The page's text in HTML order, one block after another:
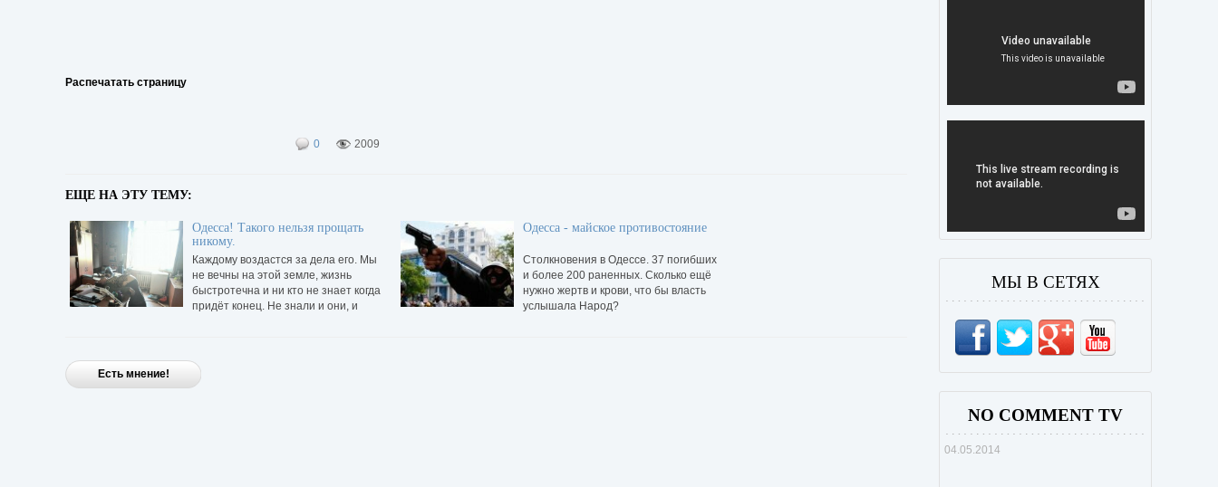
Распечатать страницу
0 2009
ЕЩЕ НА ЭТУ ТЕМУ:
Одесса! Такого нельзя прощать
никому.
Каждому воздастся за дела его. Мы
не вечны на этой земле, жизнь
быстротечна и ни кто не знает когда
придёт конец. Не знали и они, и
Одесса - майское противостояние
Столкновения в Одессе. 37 погибших
и более 200 раненных. Сколько ещё
нужно жертв и крови, что бы власть
услышала Народ?
Есть мнение!
МЫ В СЕТЯХ
NO COMMENT TV
04.05.2014